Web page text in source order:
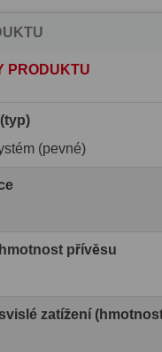
PRODUKTU
(pevné)
přívěsu
zatížení